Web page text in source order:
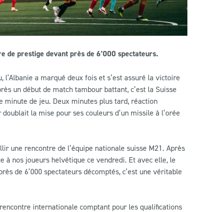
de prestige devant près de 6’000 spectateurs.
a marqué deux fois et s’est assuré la victoire
un début de match tambour battant, c’est la Suisse
minute de jeu. Deux minutes plus tard, réaction
la mise pour ses couleurs d’un missile à l’orée
une rencontre de l’équipe nationale suisse M21. Après
à nos joueurs helvétique ce vendredi. Et avec elle, le
de 6’000 spectateurs décomptés, c’est une véritable
internationale comptant pour les qualifications